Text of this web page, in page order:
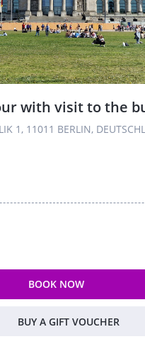
with visit to the
1, 11011 BERLIN,
BOOK NOW
BUY A GIFT VOUCHER